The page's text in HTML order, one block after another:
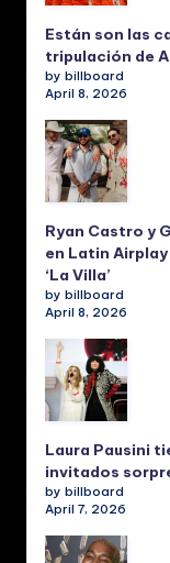
Están son las
tripulación de
by billboard
April 8, 2026
Ryan Castro y
en Latin
‘La Villa’
by billboard
April 8, 2026
Laura Pausini
invitados
by billboard
April 7, 2026